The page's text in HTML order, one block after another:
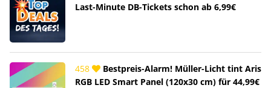
Last-Minute DB-Tickets schon ab 6,99€
458
Bestpreis-Alarm! Müller-Licht tint Aris
RGB LED Smart Panel (120x30 cm) für 44,99€